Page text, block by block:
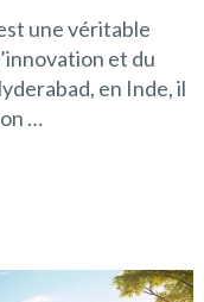
une véritable
et du
en Inde, il
…